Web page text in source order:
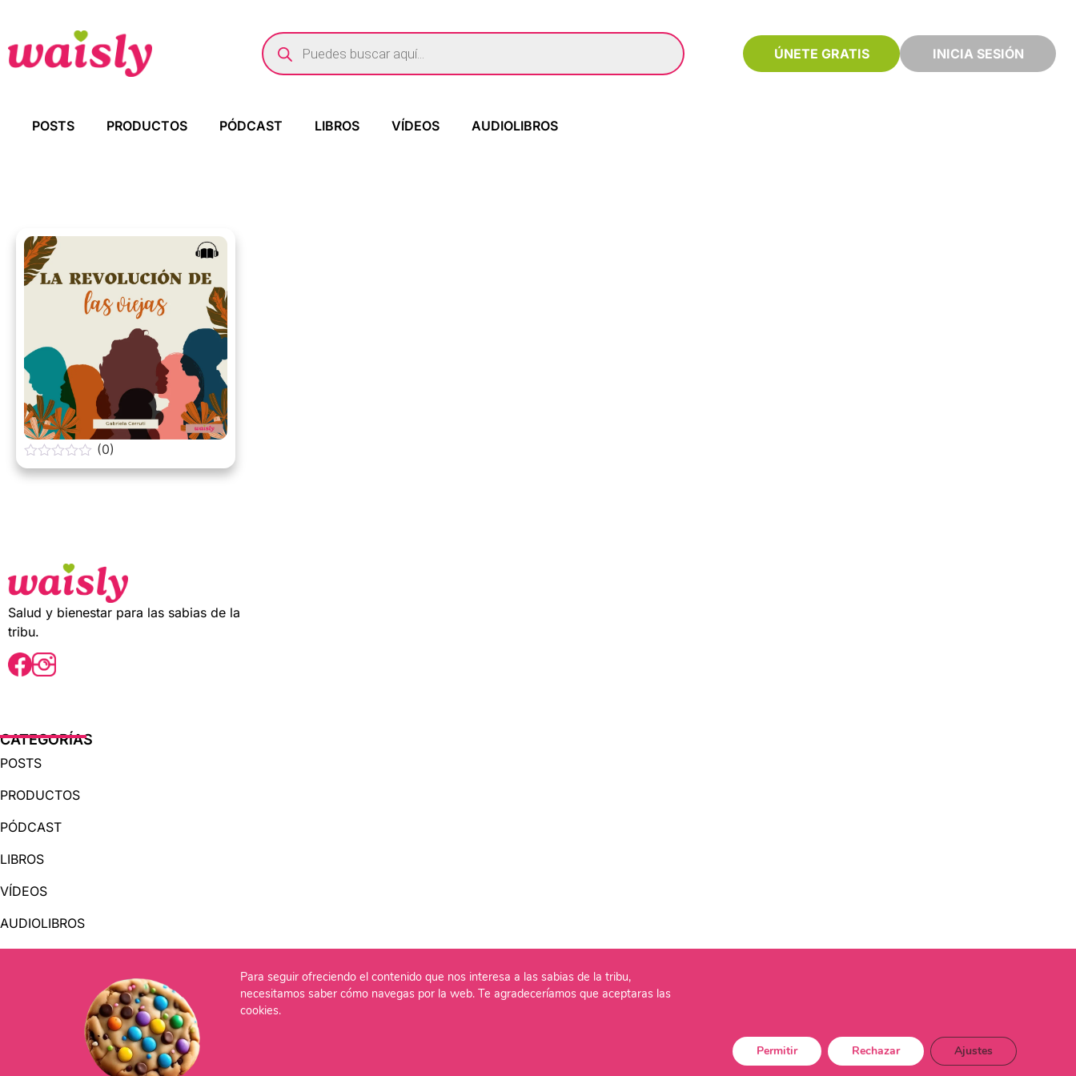
ÚNETE GRATIS INICIA SESIÓN
POSTS PRODUCTOS PÓDCAST LIBROS VÍDEOS AUDIOLIBROS
0
o
(0)
Salud y bienestar para las sabias de la
tribu.
CATEGORÍAS
POSTS
PRODUCTOS
PÓDCAST
LIBROS
VÍDEOS
AUDIOLIBROS
OTRAS PÁGINAS
QUIÉNES SOMOS
Para seguir ofreciendo el contenido que nos interesa a las sabias de la tribu,
necesitamos saber cómo navegas por la web. Te agradeceríamos que aceptaras las
cookies.
Permitir Rechazar Ajustes